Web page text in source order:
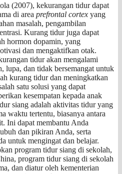
(2007), kekurangan tidur dapat
di area prefrontal cortex yang
masalah, pengambilan
Kurang tidur juga dapat
hormon dopamin, yang
dan mengaktifkan otak.
tidur akan mengalami
lupa, dan tidak bersemangat untuk
kurang tidur dan meningkatkan
satu solusi yang dapat
kesempatan kepada anak
siang adalah aktivitas tidur yang
waktu tertentu, biasanya antara
Ini dapat membantu Anda
dan pikiran Anda, serta
untuk mengingat dan belajar.
program tidur siang di sekolah,
program tidur siang di sekolah
dan diatur oleh kementerian